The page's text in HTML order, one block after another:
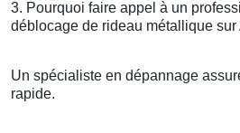
3. Pourquoi faire appel à un
déblocage de rideau métallique sur
Un spécialiste en dépannage
rapide.